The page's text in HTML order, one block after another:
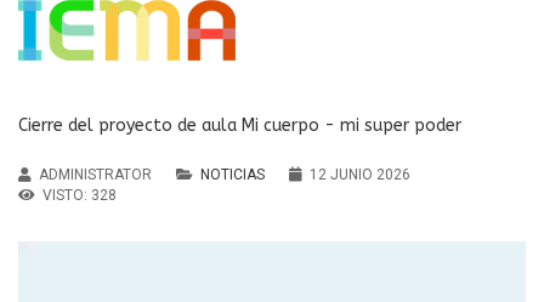
Cierre del proyecto de aula Mi cuerpo - mi super poder
ADMINISTRATOR NOTICIAS
12 JUNIO 2026
VISTO: 328